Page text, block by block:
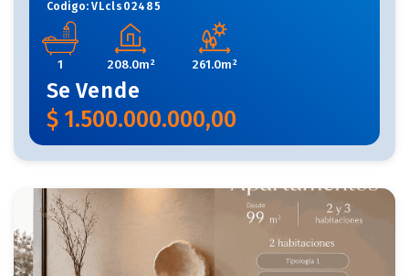
Codigo: VLcls02485
1 208.0m² 261.0m²
Se Vende
$ 1.500.000.000,00